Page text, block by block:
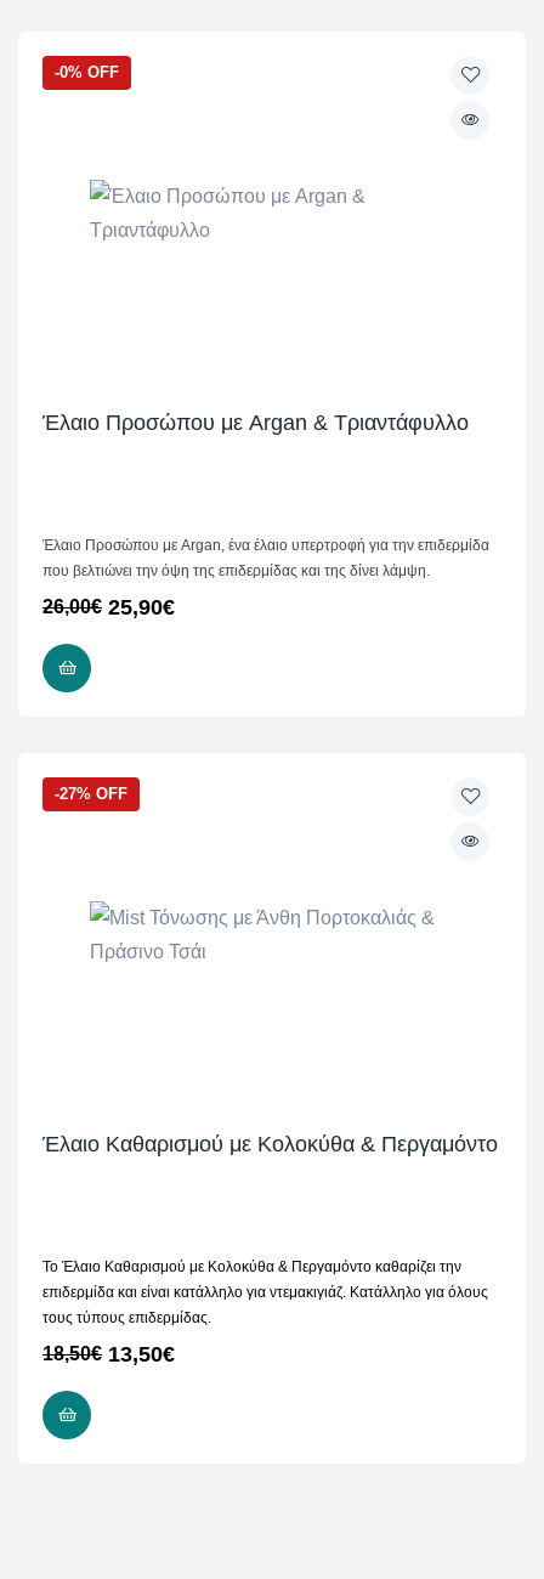
-0% OFF
Έλαιο Προσώπου με Argan & Τριαντάφυλλο
Έλαιο Προσώπου με Argan, ένα έλαιο υπερτροφή για την επιδερμίδα
που βελτιώνει την όψη της επιδερμίδας και της δίνει λάμψη.
26,00€ 25,90€
-27% OFF
Έλαιο Καθαρισμού με Κολοκύθα & Περγαμόντο
Το Έλαιο Καθαρισμού με Κολοκύθα & Περγαμόντο καθαρίζει την
επιδερμίδα και είναι κατάλληλο για ντεμακιγιάζ. Κατάλληλο για όλους
τους τύπους επιδερμίδας.
18,50€ 13,50€